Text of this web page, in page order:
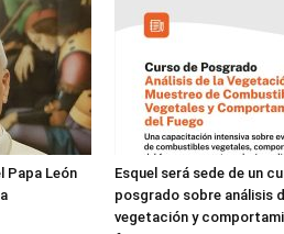
Papa León
Esquel será sede de un
posgrado sobre análisis
vegetación y